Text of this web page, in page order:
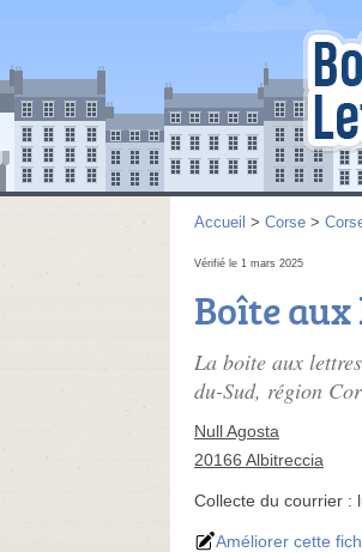
Accueil > Corse >
Vérifié le 1 mars 2025
Boîte
La boite aux
du-Sud, région
Null Agosta
20166 Albitreccia
Collecte du courrier :
Améliorer cette